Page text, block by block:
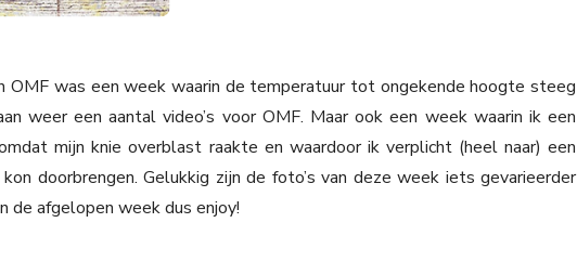
OMF was een week waarin de temperatuur tot ongekende hoogte steeg
weer een aantal video’s voor OMF. Maar ook een week waarin ik een
mijn knie overblast raakte en waardoor ik verplicht (heel naar) een
doorbrengen. Gelukkig zijn de foto’s van deze week iets gevarieerder
de afgelopen week dus enjoy!